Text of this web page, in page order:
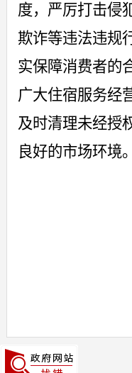
度，严厉打击侵
欺诈等违法违规
实保障消费者的
广大住宿服务经
及时清理未经授
良好的市场环境。